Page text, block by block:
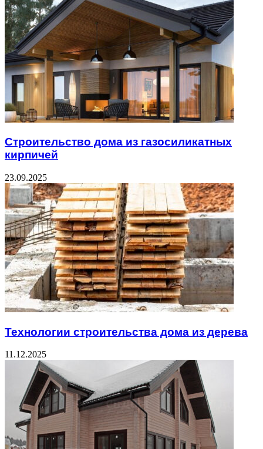
Строительство дома из газосиликатных
кирпичей
23.09.2025
Технологии строительства дома из дерева
11.12.2025